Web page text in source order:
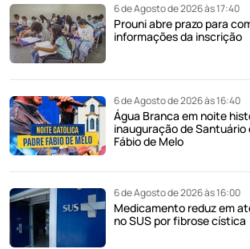
6 de Agosto de 2026 às 17:40
Prouni abre prazo para
informações da inscrição
6 de Agosto de 2026 às 16:40
Água Branca em noite
inauguração de Santuário
Fábio de Melo
6 de Agosto de 2026 às 16:00
Medicamento reduz em
no SUS por fibrose cística